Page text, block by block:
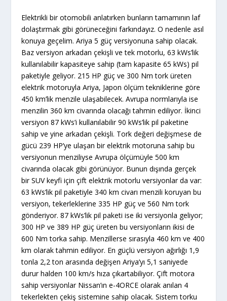
Elektrikli bir otomobili anlatırken bunların tamamının laf
dolaştırmak gibi görüneceğini farkındayız. O nedenle asıl
konuya geçelim. Ariya 5 güç versiyonuna sahip olacak.
Baz versiyon arkadan çekişli ve tek motorlu, 63 kWs’lik
kullanılabilir kapasiteye sahip (tam kapasite 65 kWs) pil
paketiyle geliyor. 215 HP güç ve 300 Nm tork üreten
elektrik motoruyla Ariya, Japon ölçüm tekniklerine göre
450 km’lik menzile ulaşabilecek. Avrupa normlarıyla ise
menzilin 360 km civarında olacağı tahmin ediliyor. İkinci
versiyon 87 kWs’i kullanılabilir 90 kWs’lik pil paketine
sahip ve yine arkadan çekişli. Tork değeri değişmese de
gücü 239 HP’ye ulaşan bir elektrik motoruna sahip bu
versiyonun menziliyse Avrupa ölçümüyle 500 km
civarında olacak gibi görünüyor. Bunun dışında gerçek
bir SUV keyfi için çift elektrik motorlu versiyonlar da var:
63 kWs’lik pil paketiyle 340 km civarı menzili koruyan bu
versiyon, tekerleklerine 335 HP güç ve 560 Nm tork
gönderiyor. 87 kWs’lik pil paketi ise iki versiyonla geliyor;
300 HP ve 389 HP güç üreten bu versiyonların ikisi de
600 Nm torka sahip. Menzillerse sırasıyla 460 km ve 400
km olarak tahmin ediliyor. En güçlü versiyon ağırlığı 1,9
tonla 2,2 ton arasında değişen Ariya’yı 5,1 saniyede
durur halden 100 km/s hıza çıkartabiliyor. Çift motora
sahip versiyonlar Nissan’ın e-4ORCE olarak anılan 4
tekerlekten çekiş sistemine sahip olacak. Sistem torku